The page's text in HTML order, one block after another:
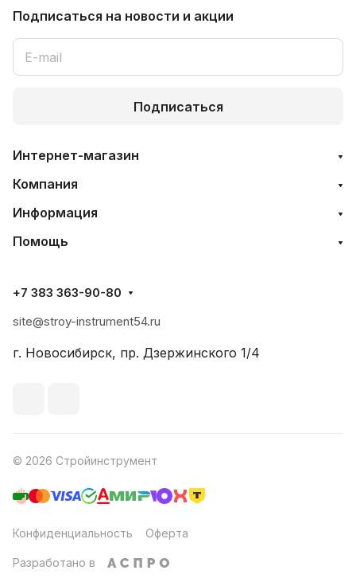
Подписаться на новости и акции
Подписаться
Интернет-магазин
Компания
Информация
Помощь
+7 383 363-90-80
site@stroy-instrument54.ru
г. Новосибирск, пр. Дзержинского 1/4
© 2026 Стройинструмент
Конфиденциальность Оферта
Разработано в